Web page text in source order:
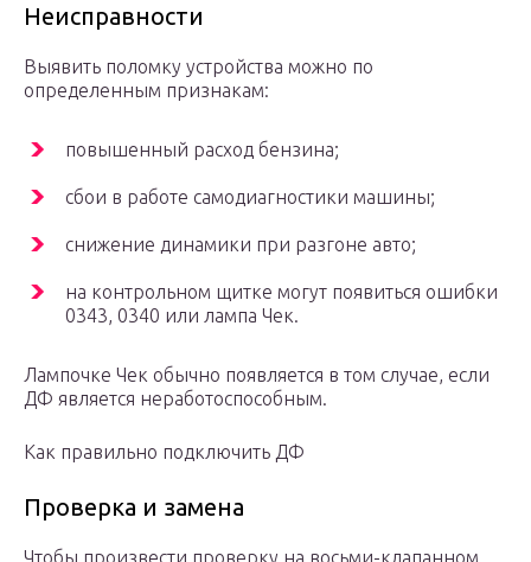
Неисправности
Выявить поломку устройства можно по
определенным признакам:
повышенный расход бензина;
сбои в работе самодиагностики машины;
снижение динамики при разгоне авто;
на контрольном щитке могут появиться ошибки
0343, 0340 или лампа Чек.
Лампочке Чек обычно появляется в том случае, если
ДФ является неработоспособным.
Как правильно подключить ДФ
Проверка и замена
Чтобы произвести проверку на восьми-клапанном